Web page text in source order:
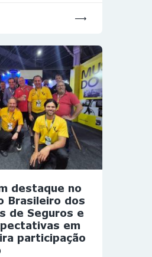
destaque no
Brasileiro dos
de Seguros e
em
participação